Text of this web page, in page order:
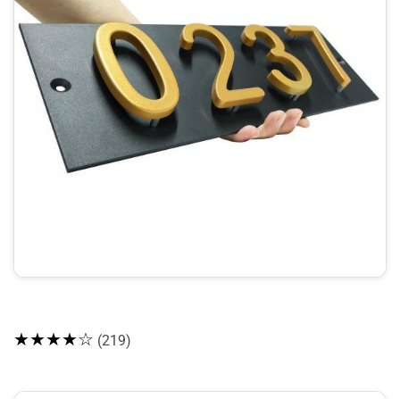
★★★★☆ (219)